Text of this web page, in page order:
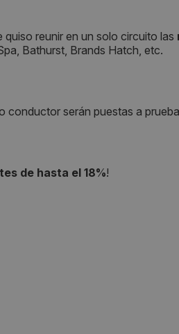
reunir en un solo circuito las
Bathurst, Brands Hatch, etc.
conductor serán puestas a
de hasta el 18%!